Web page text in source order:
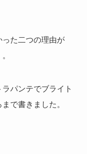
った二つの理由が
。
パンテでブライト
で書きました。